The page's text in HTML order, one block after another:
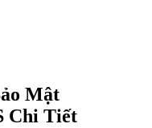
Mật
Chi Tiết